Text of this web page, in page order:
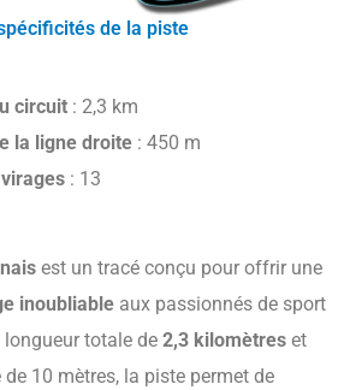
de la piste
circuit : 2,3 km
la ligne droite : 450 m
: 13
est un tracé conçu pour offrir une
inoubliable aux passionnés de sport
totale de 2,3 kilomètres et
10 mètres, la piste permet de